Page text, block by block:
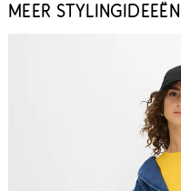
MEER STYLINGIDEEËN